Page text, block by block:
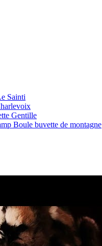
Sainti
Gentille
Boule buvette de montagne